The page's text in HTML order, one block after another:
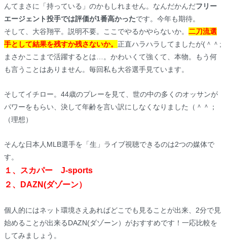
んてまさに「持っている」のかもしれません。なんだかんだフリー
エージェント投手では評価が1番高かったです。今年も期待。
そして、大谷翔平。説明不要。ここでやるかやらないか。 二刀流選
手として結果を残すか残さないか。 正直ハラハラしてましたが(＾＾;
まさかここまで活躍するとは…。かわいくて強くて、本物。もう何
も言うことはありません。毎回私も大谷選手見ています。
そしてイチロー。44歳のプレーを見て、世の中の多くのオッサンが
パワーをもらい、決して年齢を言い訳にしなくなりました（＾＾；
（理想）
そんな日本人MLB選手を「生」ライブ視聴できるのは2つの媒体で
す。
１、スカパー J-sports
２、DAZN(ダゾーン）
個人的にはネット環境さえあればどこでも見ることが出来、2分で見
始めることが出来るDAZN(ダゾーン）がおすすめです！一応比較を
してみましょう。